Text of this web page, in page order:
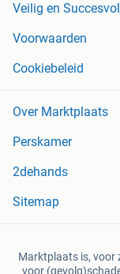
Veilig en Succesvol
Voorwaarden
Cookiebeleid
Over Marktplaats
Perskamer
2dehands
Sitemap
Marktplaats is, voor
voor